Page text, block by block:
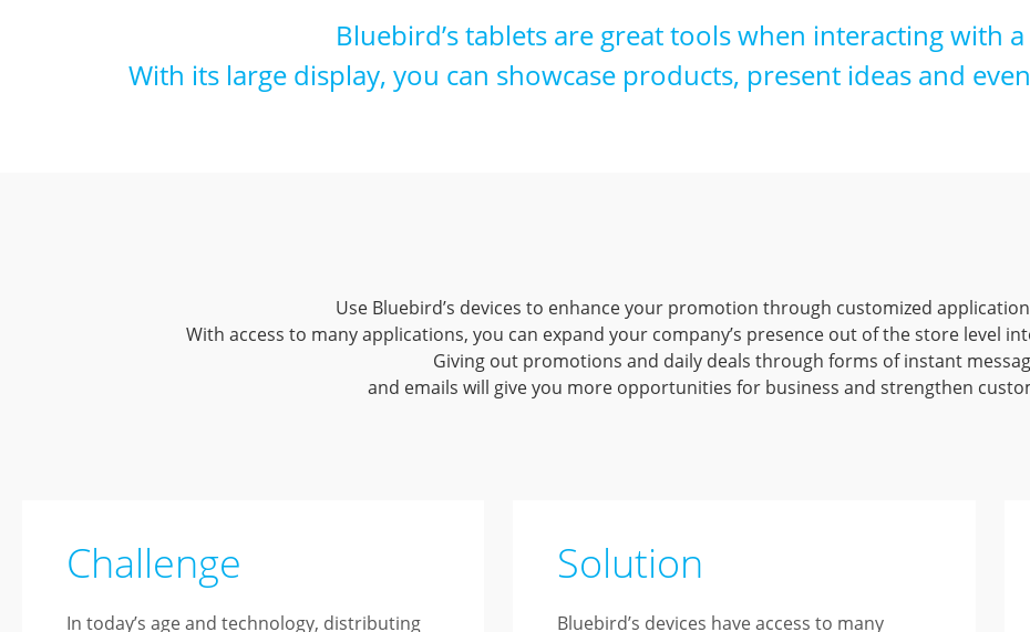
Bluebird’s tablets are great tools when interacting with
With its large display, you can showcase products, present ideas and
Use Bluebird’s devices to enhance your promotion through customized
With access to many applications, you can expand your company’s presence out of the store level
Giving out promotions and daily deals through forms of instant
and emails will give you more opportunities for business and strengthen
Challenge
In today’s age and technology, distributing
Solution
Bluebird’s devices have access to many